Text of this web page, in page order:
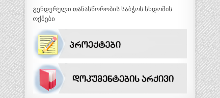
გენდერული თანასწორობის საბჭოს სხდომის
ოქმები